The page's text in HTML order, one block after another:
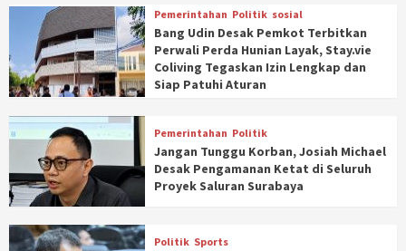
Pemerintahan Politik sosial
Bang Udin Desak Pemkot Terbitkan
Perwali Perda Hunian Layak, Stay.vie
Coliving Tegaskan Izin Lengkap dan
Siap Patuhi Aturan
Pemerintahan Politik
Jangan Tunggu Korban, Josiah Michael
Desak Pengamanan Ketat di Seluruh
Proyek Saluran Surabaya
Politik Sports